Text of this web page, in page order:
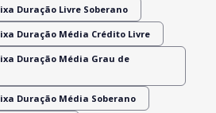
Duração Livre Soberano
Duração Média Crédito Livre
Duração Média Grau de
Duração Média Soberano